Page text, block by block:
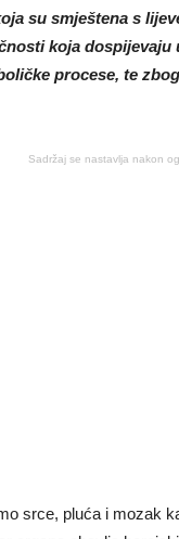
su smještena s
koja
procese, te
Sadržaj se nastavlja nakon
srce, pluća i mozak